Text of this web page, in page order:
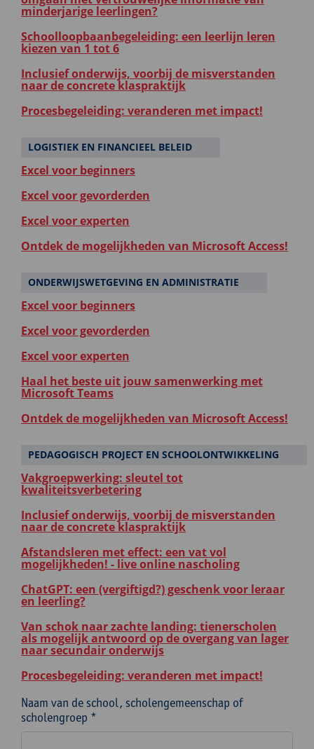
minderjarige leerlingen?
Schoolloopbaanbegeleiding: een leerlijn leren
kiezen van 1 tot 6
Inclusief onderwijs, voorbij de misverstanden
naar de concrete klaspraktijk
Procesbegeleiding: veranderen met impact!
LOGISTIEK EN FINANCIEEL BELEID
Excel voor beginners
Excel voor gevorderden
Excel voor experten
Ontdek de mogelijkheden van Microsoft Access!
ONDERWIJSWETGEVING EN ADMINISTRATIE
Excel voor beginners
Excel voor gevorderden
Excel voor experten
Haal het beste uit jouw samenwerking met
Microsoft Teams
Ontdek de mogelijkheden van Microsoft Access!
PEDAGOGISCH PROJECT EN SCHOOLONTWIKKELING
Vakgroepwerking: sleutel tot
kwaliteitsverbetering
Inclusief onderwijs, voorbij de misverstanden
naar de concrete klaspraktijk
Afstandsleren met effect: een vat vol
mogelijkheden! - live online nascholing
ChatGPT: een (vergiftigd?) geschenk voor leraar
en leerling?
Van schok naar zachte landing: tienerscholen
als mogelijk antwoord op de overgang van lager
naar secundair onderwijs
Procesbegeleiding: veranderen met impact!
Naam van de school, scholengemeenschap of
scholengroep *